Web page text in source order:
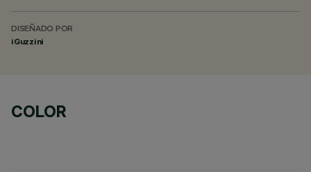
DISEÑADO POR
iGuzzini
COLOR